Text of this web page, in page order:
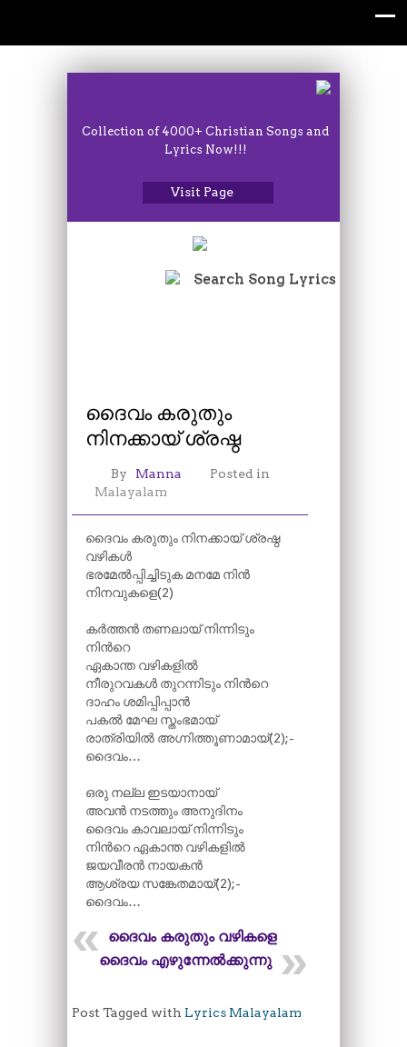
Collection of 4000+ Christian Songs and
Lyrics Now!!!
Visit Page
Search Song Lyrics
ദൈവം കരുതും
നിനക്കായ് ശ്രഷ്ഠ
By Manna
Posted in
Malayalam
ദൈവം കരുതും നിനക്കായ് ശ്രഷ്ഠ
വഴികൾ
ഭരമേൽപ്പിച്ചിടുക മനമേ നിൻ
നിനവുകളെ(2)
കർത്തൻ തണലായ് നിന്നിടും
നിന്‍റെ
ഏകാന്ത വഴികളിൽ
നീരുറവകൾ തുറന്നിടും നിന്‍റെ
ദാഹം ശമിപ്പിപ്പാൻ
പകൽ മേഘ സ്തംഭമായ്
രാത്രിയിൽ അഗ്നിത്തൂണാമായ്(2);-
ദൈവം…
ഒരു നല്ല ഇടയാനായ്
അവൻ നടത്തും അനുദിനം
ദൈവം കാവലായ് നിന്നിടും
നിന്‍റെ ഏകാന്ത വഴികളിൽ
ജയവീരൻ നായകൻ
ആശ്രയ സങ്കേതമായ്(2);-
ദൈവം…
ദൈവം കരുതും വഴികളെ
ദൈവം എഴുന്നേൽക്കുന്നു
Post Tagged with Lyrics Malayalam